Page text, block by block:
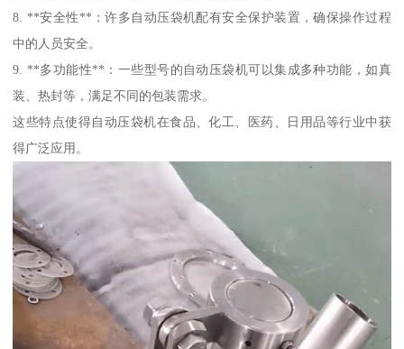
8. **安全性**：许多自动压袋机配有安全保护装置，确保操作过程
中的人员安全。
9. **多功能性**：一些型号的自动压袋机可以集成多种功能，如真
装、热封等，满足不同的包装需求。
这些特点使得自动压袋机在食品、化工、医药、日用品等行业中获
得广泛应用。